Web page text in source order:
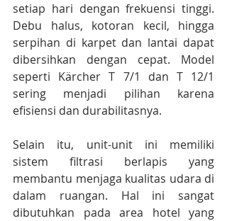
setiap hari dengan frekuensi tinggi.
Debu halus, kotoran kecil, hingga
serpihan di karpet dan lantai dapat
dibersihkan dengan cepat. Model
seperti Kärcher T 7/1 dan T 12/1
sering menjadi pilihan karena
efisiensi dan durabilitasnya.
Selain itu, unit-unit ini memiliki
sistem filtrasi berlapis yang
membantu menjaga kualitas udara di
dalam ruangan. Hal ini sangat
dibutuhkan pada area hotel yang